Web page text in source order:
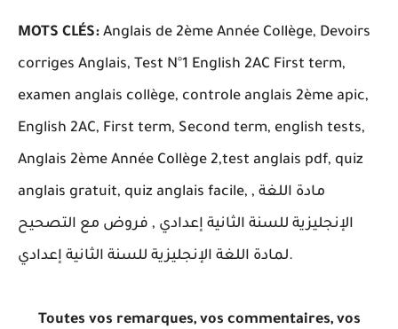
MOTS CLÉS: Anglais de 2ème Année Collège, Devoirs
corriges Anglais, Test N°1 English 2AC First term,
examen anglais collège, controle anglais 2ème apic,
English 2AC, First term, Second term, english tests,
Anglais 2ème Année Collège 2,test anglais pdf, quiz
anglais gratuit, quiz anglais facile, , مادة اللغة
الإنجليزية للسنة الثانية إعدادي , فروض مع التصحيح
لمادة اللغة الإنجليزية للسنة الثانية إعدادي.
Toutes vos remarques, vos commentaires, vos